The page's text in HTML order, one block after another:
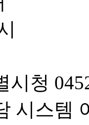
시청
시스템